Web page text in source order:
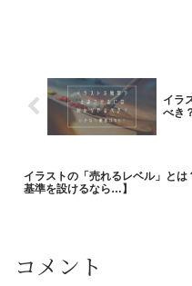
イラ
べき
イラストの「売れるレベル」とは
基準を設けるなら…】
コメント